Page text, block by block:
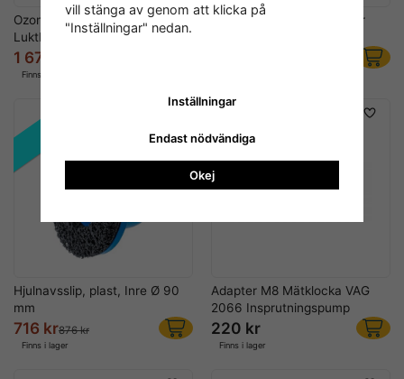
Ozongenerator 5000 mg/h
Luktborttagare
1 676 kr
Finns i lager
Hjulnav-Slip-Sats, 14 delar
REA!
Hjulnavsslip, plast, Inre Ø 90
mm
716 kr876 kr
Finns i lager
Adapter M8 Mätklocka VAG
2066 Insprutningspump
220 kr
Finns i lager
vill stänga av genom att klicka på
"Inställningar" nedan.
Inställningar
Endast nödvändiga
Okej